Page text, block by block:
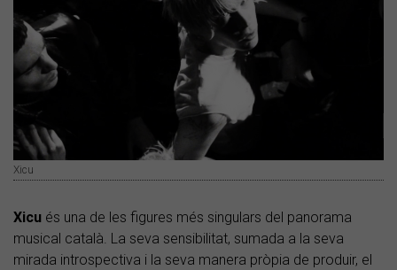
Xicu
Xicu és una de les figures més singulars del panorama
musical català. La seva sensibilitat, sumada a la seva
mirada introspectiva i la seva manera pròpia de produir, el